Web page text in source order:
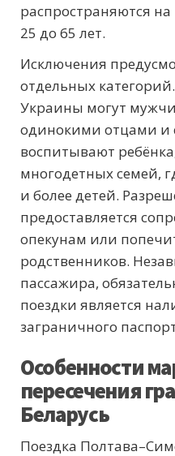
распространяются
25 до 65 лет.
Исключения
отдельных
Украины могут
одинокими отцами и
воспитывают
многодетных семей,
и более детей.
предоставляется
опекунам или
родственников.
пассажира,
поездки является
заграничного
Особенности
пересечения
Беларусь
Поездка